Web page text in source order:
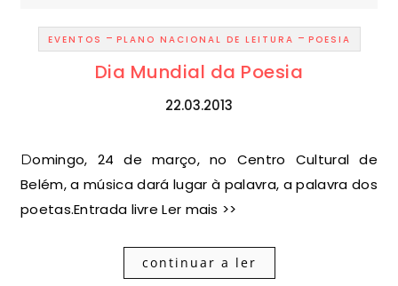
EVENTOS - PLANO NACIONAL DE LEITURA - POESIA
Dia Mundial da Poesia
22.03.2013
Domingo, 24 de março, no Centro Cultural de
Belém, a música dará lugar à palavra, a palavra dos
poetas.Entrada livre Ler mais >>
continuar a ler